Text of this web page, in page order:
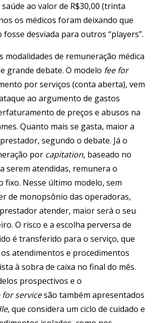
ao valor de R$30,00 (trinta
os médicos foram deixando que
desviada para outros “players”.
modalidades de remuneração médica
grande debate. O modelo fee for
por serviços (conta aberta), vem
ao argumento de gastos
de preços e abusos na
Quanto mais se gasta, maior a
segundo o debate. Já o
por capitation, baseado no
serem atendidas, remunera o
fixo. Nesse último modelo, sem
de monopsônio das operadoras,
atender, maior será o seu
O risco e a escolha perversa de
é transferido para o serviço, que
atendimentos e procedimentos
à sobra de caixa no final do mês.
prospectivos e o
for servicesão também apresentados
, que considera um ciclo de cuidado e